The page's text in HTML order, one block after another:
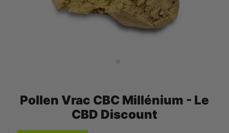
Pollen Vrac CBC Millénium - Le
CBD Discount